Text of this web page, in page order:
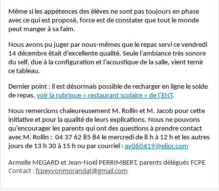
Même si les appétences des élèves ne sont pas toujours en phase
avec ce qui est proposé, force est de constater que tout le monde
peut manger à sa faim.
Nous avons pu juger par nous-mêmes que le repas servi ce vendredi
14 décembre était d’excellente qualité. Seule l’ambiance très sonore
du self, due à la configuration et l’acoustique de la salle, vient ternir
ce tableau.
Dernier point : il est désormais possible de recharger en ligne le solde
de repas, voir la rubrique « restaurant scolaire » de l’ENT.
Nous remercions chaleureusement M. Rollin et M. Jacob pour cette
initiative et pour la qualité de leurs explications. Nous ne pouvons
qu’encourager les parents qui ont des questions à prendre contact
avec M. Rollin : 04 37 62 85 84 le mercredi de 8 h à 12 h et les autres
jours de 13 h 30 à 15 h ou par courriel : av060419@elior.com
Armelle MEGARD et Jean-Noël PERRIMBERT, parents délégués FCPE
Contact :fcpeyvonmorandat@gmail.com